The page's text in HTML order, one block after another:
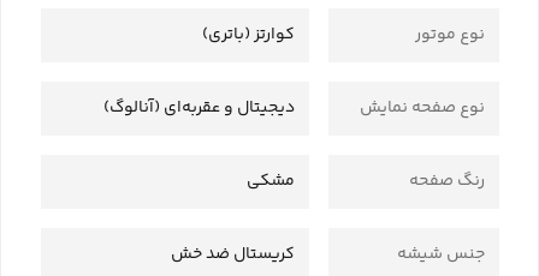
نوع موتور کوارتز (باتری)
نوع صفحه نمایش دیجیتال و عقربه‌ای (آنالوگ)
رنگ صفحه مشکی
جنس شیشه کریستال ضد خش